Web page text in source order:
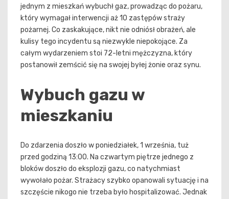
jednym z mieszkań wybuchł gaz, prowadząc do pożaru,
który wymagał interwencji aż 10 zastępów straży
pożarnej. Co zaskakujące, nikt nie odniósł obrażeń, ale
kulisy tego incydentu są niezwykle niepokojące. Za
całym wydarzeniem stoi 72-letni mężczyzna, który
postanowił zemścić się na swojej byłej żonie oraz synu.
Wybuch gazu w
mieszkaniu
Do zdarzenia doszło w poniedziałek, 1 września, tuż
przed godziną 13:00. Na czwartym piętrze jednego z
bloków doszło do eksplozji gazu, co natychmiast
wywołało pożar. Strażacy szybko opanowali sytuację i na
szczęście nikogo nie trzeba było hospitalizować. Jednak